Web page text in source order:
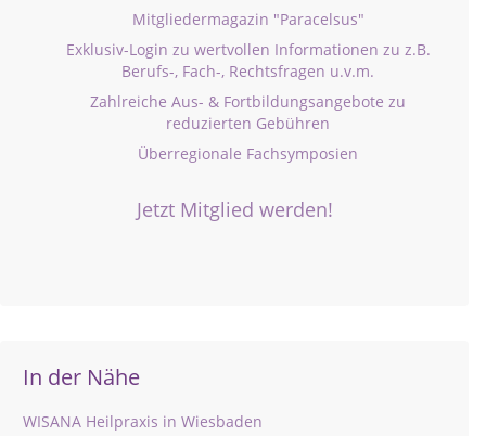
Mitgliedermagazin "Paracelsus"
Exklusiv-Login zu wertvollen Informationen zu z.B.
Berufs-, Fach-, Rechtsfragen u.v.m.
Zahlreiche Aus- & Fortbildungsangebote zu
reduzierten Gebühren
Überregionale Fachsymposien
Jetzt Mitglied werden!
In der Nähe
WISANA Heilpraxis in Wiesbaden